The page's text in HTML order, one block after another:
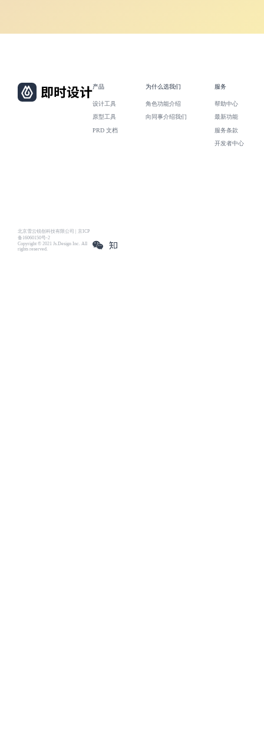
北京雪云锐创科技有限公司 | 京ICP
备16060150号-2
Copyright © 2021 Js.Design Inc. All
rights reserved.
产品
设计工具
原型工具
PRD 文档
为什么选我们
角色功能介绍
向同事介绍我们
服务
帮助中心
最新功能
服务条款
开发者中心